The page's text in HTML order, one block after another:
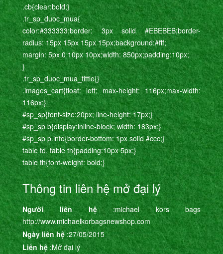
.cb{clear:bold;}
.tr_sp_duoc_mua{
color:#333333;border: 3px solid #EBEBEB;border-
radius: 15px 15px 15px 15px;background:#fff;
margin: 5px 0 10px 10px;width: 850px;padding:10px;
}
.tr_sp_duoc_mua_tittle{}
.images_cart{float: left; max-height: 116px;max-width:
116px;}
#sp_sp{font-size:20px; line-height: 17px;}
#sp_sp b{display:inline-block; width: 183px;}
#sp_sp p.info{border-bottom: 1px solid #ccc;}
table td, table th{padding:10px 5px;}
table th{font-weight: bold;}
Thông tin liên hệ mở đại lý
Người liên hệ:michael kors bags
http://www.michaelkorbagsnewshop.com
Ngày liên hệ:27/05/2015
Liên hệ:Mở đại lý